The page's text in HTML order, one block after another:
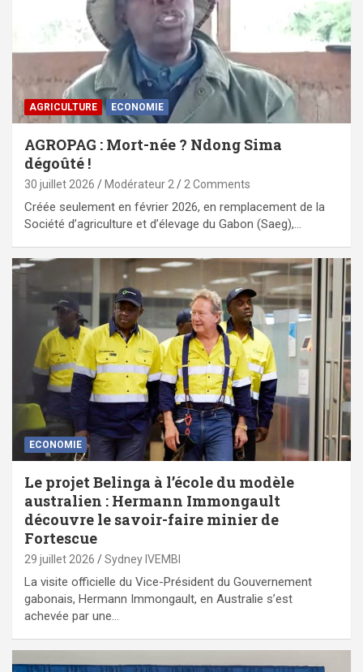
AGRICULTURE ECONOMIE
AGROPAG : Mort-née ? Ndong Sima
dégoûté !
30 juillet 2026 Modérateur 2 2 Comments
Créée seulement en février 2026, en remplacement de la
Société d’agriculture et d’élevage du Gabon (Saeg),…
ECONOMIE
Le projet Belinga à l’école du modèle
australien : Hermann Immongault
découvre le savoir-faire minier de
Fortescue
29 juillet 2026 Sydney IVEMBI
La visite officielle du Vice-Président du Gouvernement
gabonais, Hermann Immongault, en Australie s’est
achevée par une…